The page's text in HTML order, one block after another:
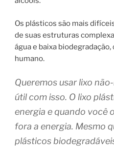
Os plásticos são mais
de suas estruturas
água e baixa
humano.
Queremos usar lixo
útil com isso. O lixo
energia e quando você
fora a energia. Mesmo
plásticos